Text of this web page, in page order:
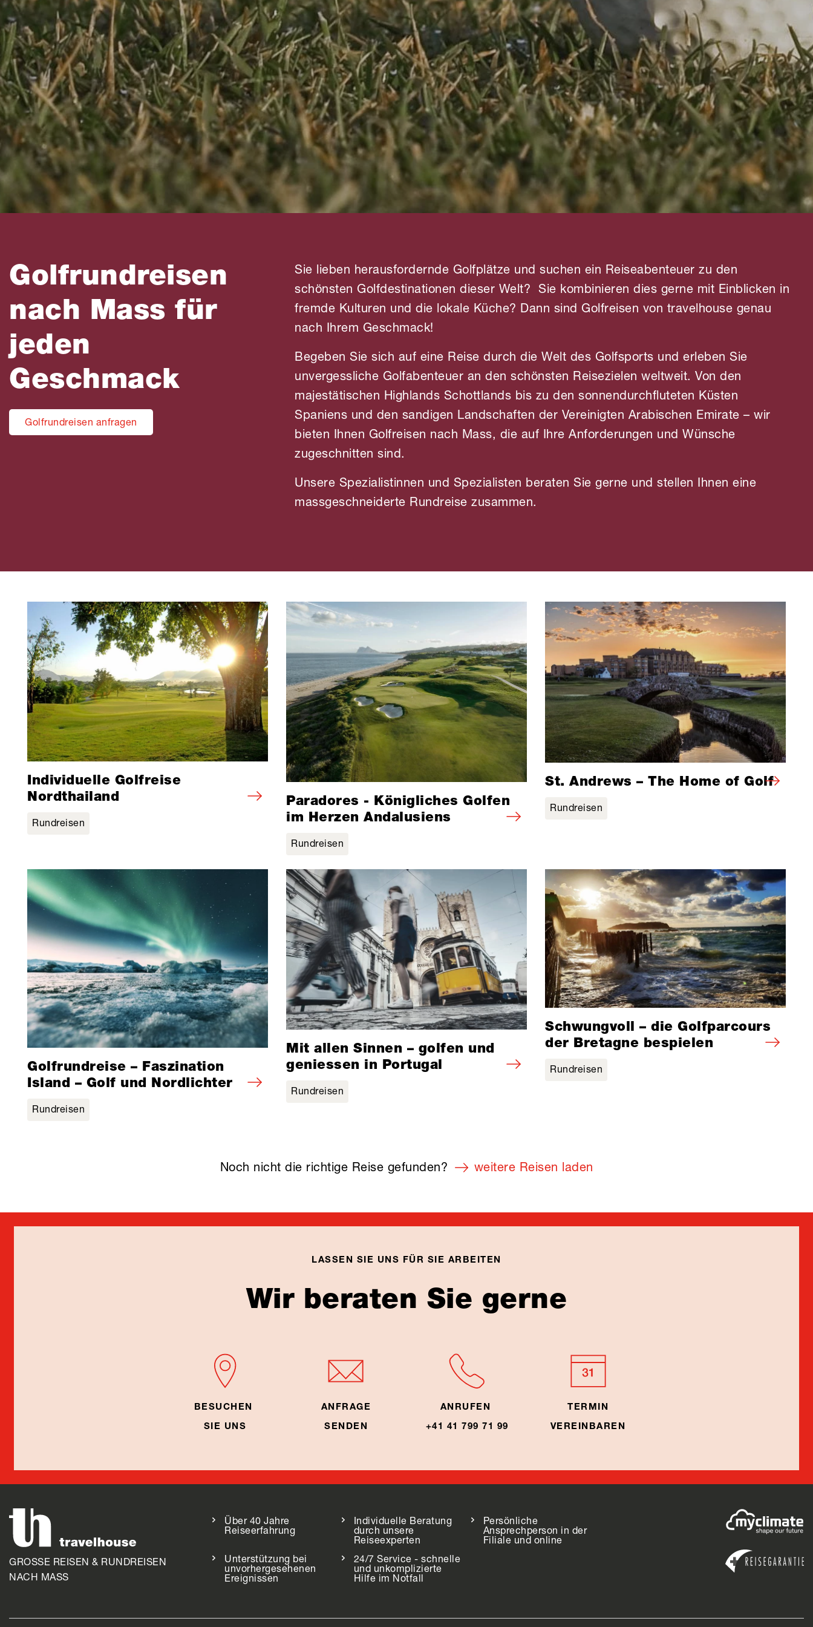
Golfrundreisen
nach Mass für
jeden
Geschmack
Golfrundreisen anfragen
Sie lieben herausfordernde Golfplätze und suchen ein Reiseabenteuer zu den
schönsten Golfdestinationen dieser Welt? Sie kombinieren dies gerne mit Einblicken in
fremde Kulturen und die lokale Küche? Dann sind Golfreisen von travelhouse genau
nach Ihrem Geschmack!
Begeben Sie sich auf eine Reise durch die Welt des Golfsports und erleben Sie
unvergessliche Golfabenteuer an den schönsten Reisezielen weltweit. Von den
majestätischen Highlands Schottlands bis zu den sonnendurchfluteten Küsten
Spaniens und den sandigen Landschaften der Vereinigten Arabischen Emirate – wir
bieten Ihnen Golfreisen nach Mass, die auf Ihre Anforderungen und Wünsche
zugeschnitten sind.
Unsere Spezialistinnen und Spezialisten beraten Sie gerne und stellen Ihnen eine
massgeschneiderte Rundreise zusammen.
Individuelle Golfreise
Nordthailand
Rundreisen
Paradores - Königliches Golfen
im Herzen Andalusiens
Rundreisen
St. Andrews – The Home of Golf
Rundreisen
Golfrundreise – Faszination
Island – Golf und Nordlichter
Rundreisen
Mit allen Sinnen – golfen und
geniessen in Portugal
Rundreisen
Schwungvoll – die Golfparcours
der Bretagne bespielen
Rundreisen
weitere Reisen laden
LASSEN SIE UNS FÜR SIE ARBEITEN
Wir beraten Sie gerne
BESUCHEN
SIE UNS
ANFRAGE
SENDEN
ANRUFEN
+41 41 799 71 99
TERMIN
VEREINBAREN
GROSSE REISEN & RUNDREISEN
NACH MASS
Über 40 Jahre
Reiseerfahrung
Individuelle Beratung
durch unsere
Reiseexperten
Persönliche
Ansprechperson in der
Filiale und online
Unterstützung bei
unvorhergesehenen
Ereignissen
24/7 Service - schnelle
und unkomplizierte
Hilfe im Notfall